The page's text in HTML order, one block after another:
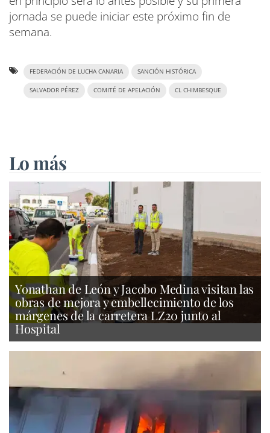
jornada se puede iniciar este próximo fin de
semana.
FEDERACIÓN DE LUCHA CANARIA SANCIÓN HISTÓRICA
SALVADOR PÉREZ COMITÉ DE APELACIÓN CL CHIMBESQUE
Lo más
Yonathan de León y Jacobo Medina visitan las
obras de mejora y embellecimiento de los
márgenes de la carretera LZ20 junto al
Hospital